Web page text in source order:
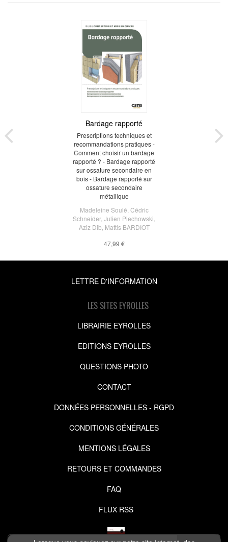
Bardage rapporté
Prescriptions techniques et
recommandations pratiques -
Comment choisir un bardage
rapporté ? - Bardage rapporté
sur ossature secondaire en
bois - Bardage rapporté sur
ossature secondaire
métallique
Madeleine Soulé Cédric
Schneider, Julien Piechowski
Aziz Dib Mattis BARDIOT
47,99 €
LETTRE D'INFORMATION
LES SITES EYROLLES
LIBRAIRIE EYROLLES
EDITIONS EYROLLES
QUESTIONS PHOTO
CONTACT
DONNÉES PERSONNELLES - RGPD
CONDITIONS GÉNÉRALES
MENTIONS LÉGALES
RETOURS ET COMMANDES
FAQ
FLUX RSS